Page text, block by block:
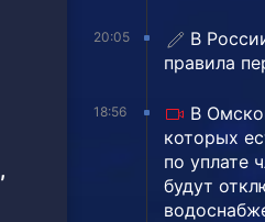
20:05
В
правила
18:56
В
которых
по уплате
будут